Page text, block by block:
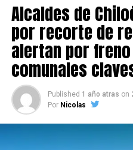
Alcaldes de
por recorte de
alertan por
comunales
Published 1 año atras on
Por Nicolas